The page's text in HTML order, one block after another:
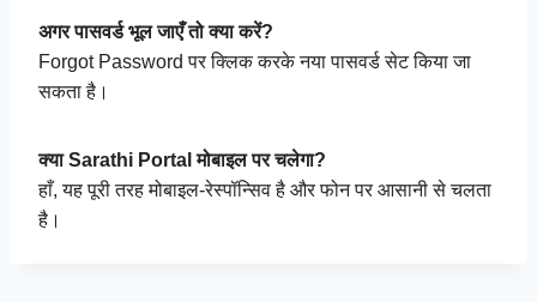
अगर पासवर्ड भूल जाएँ तो क्या करें?
Forgot Password पर क्लिक करके नया पासवर्ड सेट किया जा
सकता है।
क्या Sarathi Portal मोबाइल पर चलेगा?
हाँ, यह पूरी तरह मोबाइल-रेस्पॉन्सिव है और फोन पर आसानी से चलता
है।